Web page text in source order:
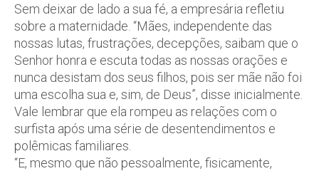
Sem deixar de lado a sua fé, a empresária refletiu
sobre a maternidade. “Mães, independente das
nossas lutas, frustrações, decepções, saibam que o
Senhor honra e escuta todas as nossas orações e
nunca desistam dos seus filhos, pois ser mãe não foi
uma escolha sua e, sim, de Deus”, disse inicialmente.
Vale lembrar que ela rompeu as relações com o
surfista após uma série de desentendimentos e
polêmicas familiares.
“E, mesmo que não pessoalmente, fisicamente,